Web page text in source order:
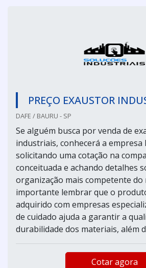
PREÇO EXAUSTOR
DAFE / BAURU - SP
Se alguém busca por venda de
industriais, conhecerá a empresa
solicitando uma cotação na
conceituada e achando detalhes
organização mais competente do
importante lembrar que o
adquirido com empresas
de cuidado ajuda a garantir a
durabilidade dos materiais, além
Cotar agora